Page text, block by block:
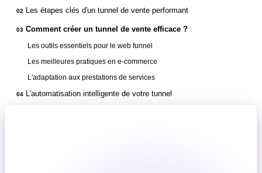
02 Les étapes clés d'un tunnel de vente performant
03 Comment créer un tunnel de vente efficace ?
Les outils essentiels pour le web funnel
Les meilleures pratiques en e-commerce
L'adaptation aux prestations de services
04 L'automatisation intelligente de votre tunnel